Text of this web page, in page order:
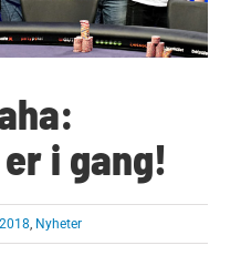
i gang!
, Nyheter